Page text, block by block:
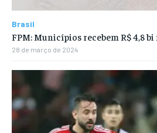
Brasil
FPM: Municípios recebem R$ 4,8
28 de março de 2024